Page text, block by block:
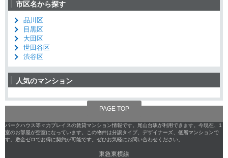
市区名から探す
品川区
目黒区
大田区
世田谷区
渋谷区
人気のマンション
PAGE TOP
パークハウス等々力プレイスの賃貸マンション情報です。尾山台駅が利用できます。今現在、1
室のお部屋が空室になっています。この物件は分譲タイプ、デザイナーズ、低層マンションで
す。敷金ゼロでお得に契約が可能です。ぜひお気軽にお問い合わせください。
東急東横線